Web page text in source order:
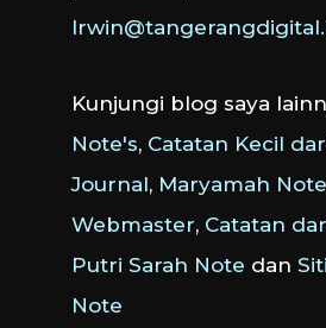
Kunjungi blog saya
Note's, Catatan Kecil
Journal, Maryamah
Webmaster, Catatan
Putri Sarah Note dan
Note